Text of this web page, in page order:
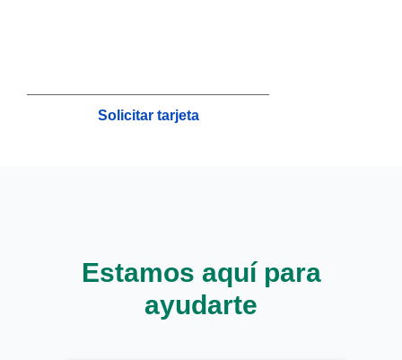
Solicitar tarjeta
Estamos aquí para
ayudarte